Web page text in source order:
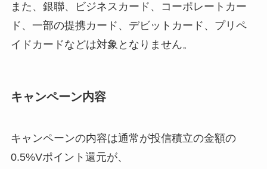
また、銀聯、ビジネスカード、コーポレートカー
ド、一部の提携カード、デビットカード、プリペ
イドカードなどは対象となりません。
キャンペーン内容
キャンペーンの内容は通常が投信積立の金額の
0.5%Vポイント還元が、